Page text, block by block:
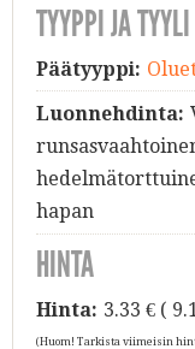
TYYPPI JA TYYLI
Päätyyppi:
Luonnehdinta:
hapan
HINTA
Hinta: 3.33 € (
(Huom! Tarkista viimeisin